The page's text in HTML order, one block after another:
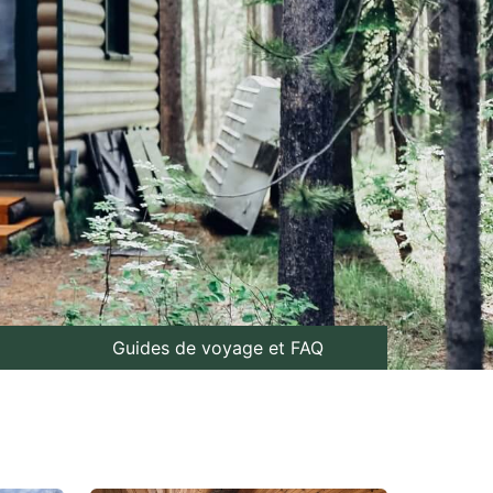
Guides de voyage et FAQ